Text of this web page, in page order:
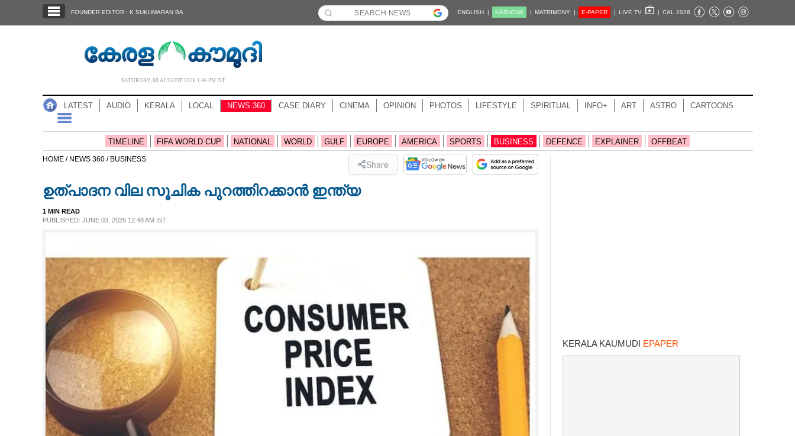
NOTIFIED NEWS
LIFESTYLE
SPIRITUAL
FOUNDER EDITOR : K SUKUMARAN BA ENGLISH | KĀZHCHA | MATRIMONY | E-PAPER | LIVE TV | CAL 2026
SATURDAY, 08 AUGUST 2026 1.46 PM IST
LATEST AUDIO KERALA LOCAL NEWS 360 CASE DIARY CINEMA OPINION PHOTOS LIFESTYLE SPIRITUAL INFO+ ART ASTRO CARTOONS
TIMELINE FIFA WORLD CUP NATIONAL WORLD GULF EUROPE AMERICA SPORTS BUSINESS DEFENCE EXPLAINER OFFBEAT
HOME / NEWS 360 / BUSINESS Share
ഉത്പാദന വില സൂചിക പുറത്തിറക്കാൻ ഇന്ത്യ
1 MIN READ
PUBLISHED: JUNE 03, 2026 12:48 AM IST
KERALA KAUMUDI EPAPER